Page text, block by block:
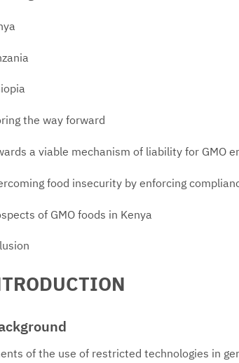
the way forward
a viable mechanism of liability for GMO
food insecurity by enforcing
of GMO foods in Kenya
of the use of restricted technologies in